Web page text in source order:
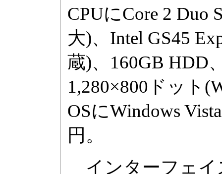
CPUにCore 2 Duo
大)、Intel GS45
蔵)、160GB HDD
1,280×800ドット
OSにWindows
円。
インターフェイ